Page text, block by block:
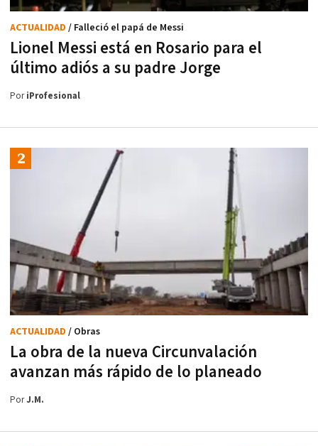
Lionel Messi está en Rosario para el
último adiós a su padre Jorge
ACTUALIDAD / Falleció el papá de Messi
PoriProfesional
La obra de la nueva Circunvalación
avanzan más rápido de lo planeado
ACTUALIDAD / Obras
PorJ.M.